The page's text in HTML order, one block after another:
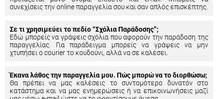
συνεχίσεις την online παραγγελία σου και σαν απλός επισκέπτης.
Σε τι χρησιμεύει το πεδίο “Σχόλια Παράδοσης”;
Εδώ μπορείς να γράψεις σχόλια που αφορούν την παράδοση της
παραγγελίας. Για παράδειγμα μπορείς να γράψεις να μην
χτυπήσει ο courier το κουδούνι, αλλά να σε καλέσει.
Έκανα λάθος την παραγγελία μου. Πώς μπορώ να το διορθώσω;
Θα πρέπει να μας καλέσεις το συντομότερο δυνατόν στο
κατάστημα και να μας ενημερώσεις ή να επικοινωνήσεις μαζί